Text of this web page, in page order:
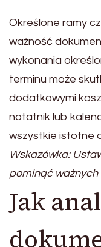
Określone ramy
ważność
wykonania
terminu może
dodatkowymi
notatnik lub
wszystkie istotne
Wskazówka:
pominąć ważnych
Jak